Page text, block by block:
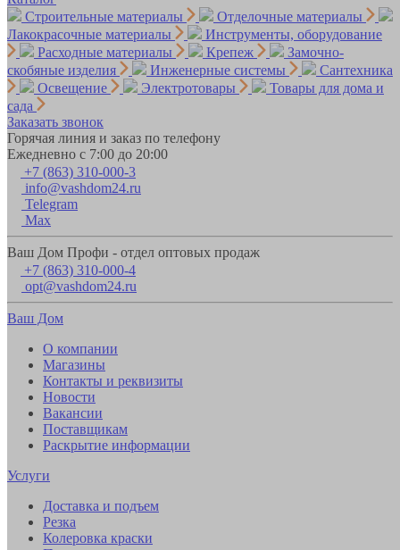
Строительные материалы
Отделочные материалы
Лакокрасочные материалы
Инструменты, оборудование
Расходные материалы
Крепеж
Замочно-
скобяные изделия
Инженерные системы
Сантехника
Освещение
Электротовары
Товары для дома и
сада
Заказать звонок
Горячая линия и заказ по телефону
Ежедневно с 7:00 до 20:00
+7 (863) 310-000-3
info@vashdom24.ru
Telegram
Max
Ваш Дом Профи - отдел оптовых продаж
+7 (863) 310-000-4
opt@vashdom24.ru
Ваш Дом
О компании
Магазины
Контакты и реквизиты
Новости
Вакансии
Поставщикам
Раскрытие информации
Услуги
Доставка и подъем
Резка
Колеровка краски